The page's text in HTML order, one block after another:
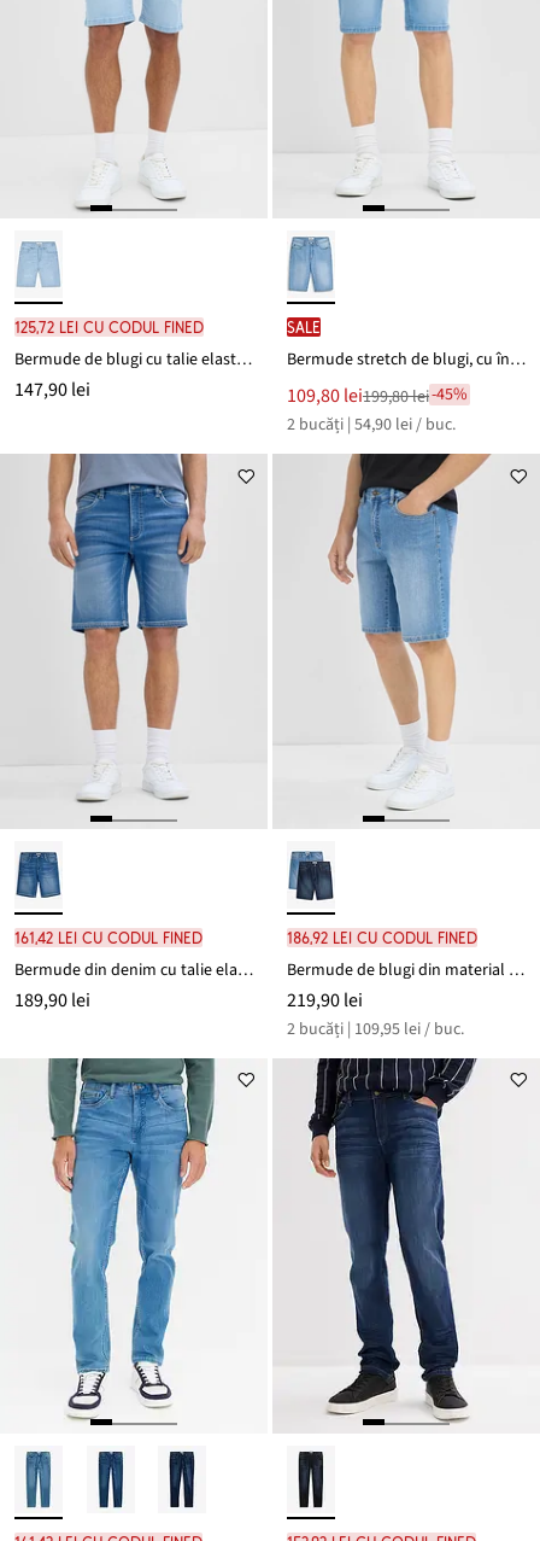
125,72 lei cu codul FINED
Bermude de blugi cu talie elastică, Regular Fit
147,90 lei
SALE
Bermude stretch de blugi, cu întăritură între picioare (set/2 buc.)
Noul
preț
este
109,80 lei
Reducere
de
preț
199,80 lei
199,80 lei-45%
2 bucăți | 54,90 lei / buc.
161,42 lei cu codul FINED
Bermude din denim cu talie elastică, Regular Fit
189,90 lei
186,92 lei cu codul FINED
Bermude de blugi din material subțire, cu talie elastică (2 buc.), Regular Fit
219,90 lei
2 bucăți | 109,95 lei / buc.